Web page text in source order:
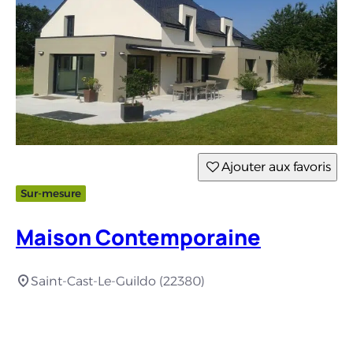
Ajouter aux favoris
Sur-mesure
Maison Contemporaine
Saint-Cast-Le-Guildo (22380)